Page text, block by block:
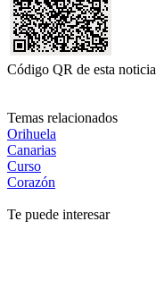
Código QR de esta noticia
Temas relacionados
Orihuela
Canarias
Curso
Corazón
Te puede interesar